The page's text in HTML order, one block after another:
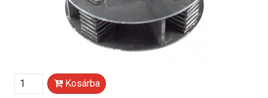
Kosárba